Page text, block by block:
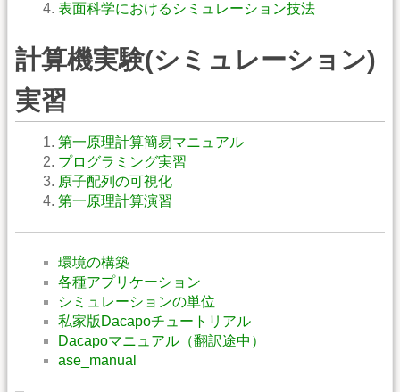
表面科学におけるシミュレーション技法
計算機実験(シミュレーション)
実習
第一原理計算簡易マニュアル
プログラミング実習
原子配列の可視化
第一原理計算演習
環境の構築
各種アプリケーション
シミュレーションの単位
私家版Dacapoチュートリアル
Dacapoマニュアル（翻訳途中）
ase_manual